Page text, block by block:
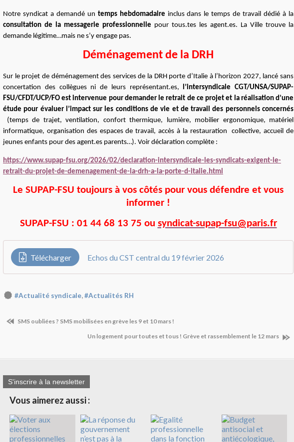
Notre syndicat a demandé un temps hebdomadaire inclus dans le temps de travail dédié à la
consultation de la messagerie professionnelle pour tous.tes les agent.es. La Ville trouve la
demande légitime…mais ne s’y engage pas.
Déménagement de la DRH
Sur le projet de déménagement des services de la DRH porte d’Italie à l’horizon 2027, lancé sans
concertation des collègues ni de leurs représentant.es, l’intersyndicale CGT/UNSA/SUPAP-
FSU/CFDT/UCP/FO est intervenue pour demander le retrait de ce projet et la réalisation d’une
étude pour évaluer l’impact sur les conditions de vie et de travail des personnels concernés
(temps de trajet, ventilation, confort thermique, lumière, mobilier ergonomique, matériel
informatique, organisation des espaces de travail, accès à la restauration collective, accueil de
jeunes enfants pour des agent.es parents…). Voir déclaration complète :
https://www.supap-fsu.org/2026/02/declaration-intersyndicale-les-syndicats-exigent-le-
retrait-du-projet-de-demenagement-de-la-drh-a-la-porte-d-italie.html
Le SUPAP-FSU toujours à vos côtés pour vous défendre et vous
informer !
SUPAP-FSU : 01 44 68 13 75 ou syndicat-supap-fsu@paris.fr
Télécharger Echos du CST central du 19 février 2026
#Actualité syndicale,#Actualités RH
SMS oubliées ? SMS mobilisées en grève les 9 et 10 mars !
Un logement pour toutes et tous ! Grève et rassemblement le 12 mars
S'inscrire à la newsletter
Vous aimerez aussi :